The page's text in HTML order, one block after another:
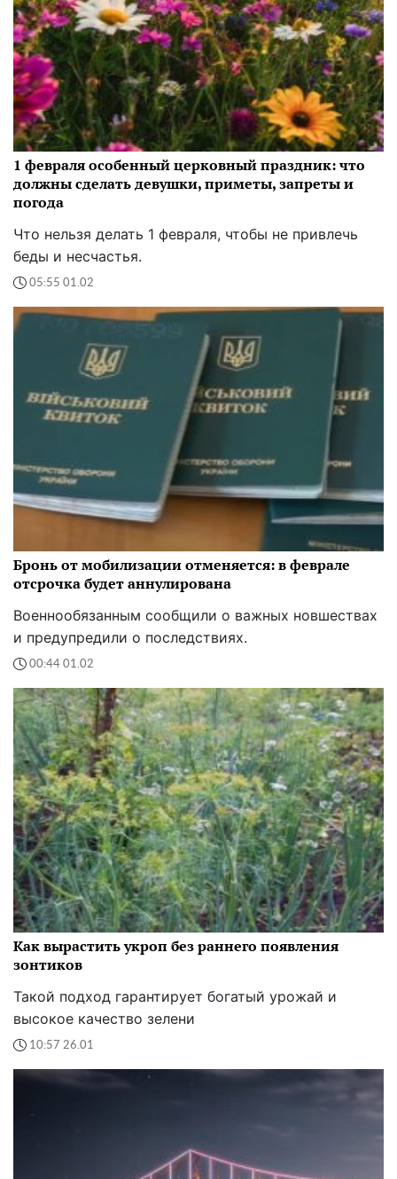
1 февраля особенный церковный праздник: что
должны сделать девушки, приметы, запреты и
погода
Что нельзя делать 1 февраля, чтобы не привлечь
беды и несчастья.
05:55 01.02
Бронь от мобилизации отменяется: в феврале
отсрочка будет аннулирована
Военнообязанным сообщили о важных новшествах
и предупредили о последствиях.
00:44 01.02
Как вырастить укроп без раннего появления
зонтиков
Такой подход гарантирует богатый урожай и
высокое качество зелени
10:57 26.01